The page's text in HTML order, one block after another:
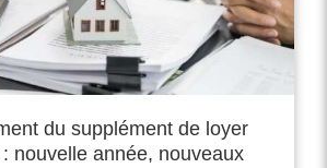
du supplément de loyer
nouvelle année, nouveaux